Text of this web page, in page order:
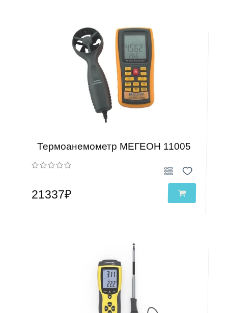
Термоанемометр МЕГЕОН 11005
21337₽